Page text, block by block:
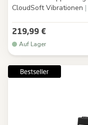
CloudSoft Vibrationen |
219,99 €
Auf Lager